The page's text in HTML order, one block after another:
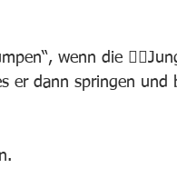
wenn die
er dann springen